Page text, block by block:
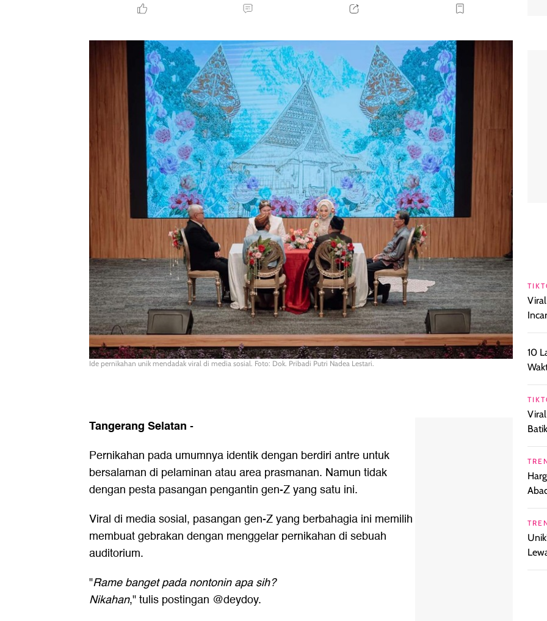
Ide pernikahan unik mendadak viral di media sosial. Foto: Dok. Pribadi Putri Nadea Lestari.
Tangerang Selatan -
Pernikahan pada umumnya identik dengan berdiri antre untuk
bersalaman di pelaminan atau area prasmanan. Namun tidak
dengan pesta pasangan pengantin gen-Z yang satu ini.
Viral di media sosial, pasangan gen-Z yang berbahagia ini memilih
membuat gebrakan dengan menggelar pernikahan di sebuah
auditorium.
"Rame banget pada nontonin apa sih?
Nikahan," tulis postingan @deydoy.
10